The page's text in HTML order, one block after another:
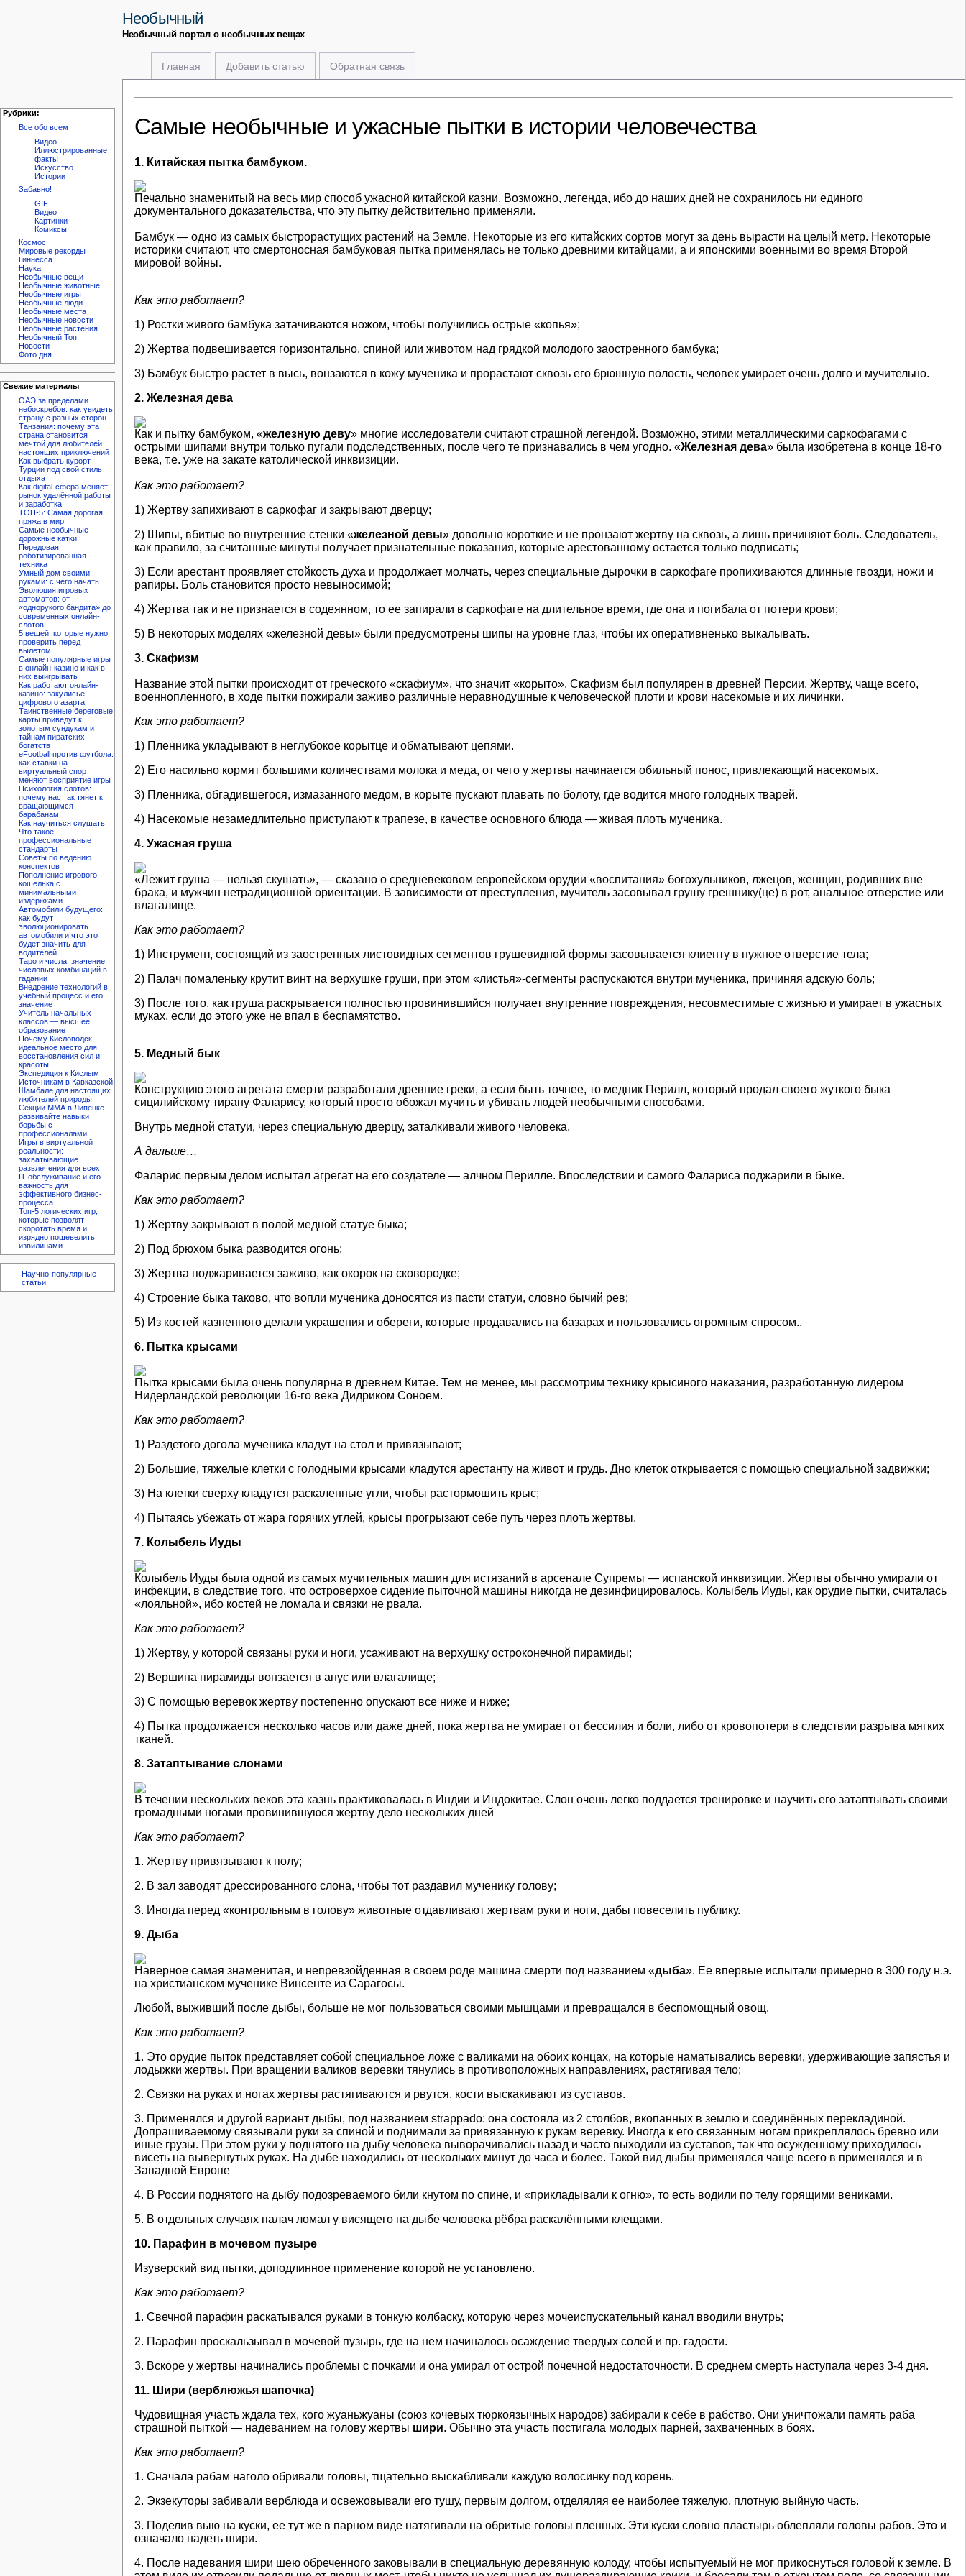
Необычный
Необычный портал о необычных вещах
Рубрики:
Все обо всем
Видео
Иллюстрированные
факты
Искусство
Истории
Забавно!
GIF
Видео
Картинки
Комиксы
Космос
Мировые рекорды
Гиннесса
Наука
Необычные вещи
Необычные животные
Необычные игры
Необычные люди
Необычные места
Необычные новости
Необычные растения
Необычный Топ
Новости
Фото дня
Свежие материалы
ОАЭ за пределами
небоскребов: как увидеть
страну с разных сторон
Танзания: почему эта
страна становится
мечтой для любителей
настоящих приключений
Как выбрать курорт
Турции под свой стиль
отдыха
Как digital-сфера меняет
рынок удалённой работы
и заработка
ТОП-5: Самая дорогая
пряжа в мир
Самые необычные
дорожные катки
Передовая
роботизированная
техника
Умный дом своими
руками: с чего начать
Эволюция игровых
автоматов: от
«однорукого бандита» до
современных онлайн-
слотов
5 вещей, которые нужно
проверить перед
вылетом
Самые популярные игры
в онлайн-казино и как в
них выигрывать
Как работают онлайн-
казино: закулисье
цифрового азарта
Таинственные береговые
карты приведут к
золотым сундукам и
тайнам пиратских
богатств
eFootball против футбола:
как ставки на
виртуальный спорт
меняют восприятие игры
Психология слотов:
почему нас так тянет к
вращающимся
барабанам
Как научиться слушать
Что такое
профессиональные
стандарты
Советы по ведению
конспектов
Пополнение игрового
кошелька с
минимальными
издержками
Автомобили будущего:
как будут
эволюционировать
автомобили и что это
будет значить для
водителей
Таро и числа: значение
числовых комбинаций в
гадании
Внедрение технологий в
учебный процесс и его
значение
Учитель начальных
классов — высшее
образование
Почему Кисловодск —
идеальное место для
восстановления сил и
красоты
Экспедиция к Кислым
Источникам в Кавказской
Шамбале для настоящих
любителей природы
Секции ММА в Липецке —
развивайте навыки
борьбы с
профессионалами
Игры в виртуальной
реальности:
захватывающие
развлечения для всех
IT обслуживание и его
важность для
эффективного бизнес-
процесса
Топ-5 логических игр,
которые позволят
скоротать время и
изрядно пошевелить
извилинами
Научно-популярные
статьи
Главная Добавить статью Обратная связь
Самые необычные и ужасные пытки в истории человечества
1. Китайская пытка бамбуком.
Печально знаменитый на весь мир способ ужасной китайской казни. Возможно, легенда, ибо до наших дней не сохранилось ни единого
документального доказательства, что эту пытку действительно применяли.
Бамбук — одно из самых быстрорастущих растений на Земле. Некоторые из его китайских сортов могут за день вырасти на целый метр. Некоторые
историки считают, что смертоносная бамбуковая пытка применялась не только древними китайцами, а и японскими военными во время Второй
мировой войны.
Как это работает?
1) Ростки живого бамбука затачиваются ножом, чтобы получились острые «копья»;
2) Жертва подвешивается горизонтально, спиной или животом над грядкой молодого заостренного бамбука;
3) Бамбук быстро растет в высь, вонзаются в кожу мученика и прорастают сквозь его брюшную полость, человек умирает очень долго и мучительно.
2. Железная дева
Как и пытку бамбуком, «железную деву» многие исследователи считают страшной легендой. Возможно, этими металлическими саркофагами с
острыми шипами внутри только пугали подследственных, после чего те признавались в чем угодно. «Железная дева» была изобретена в конце 18-го
века, т.е. уже на закате католической инквизиции.
Как это работает?
1) Жертву запихивают в саркофаг и закрывают дверцу;
2) Шипы, вбитые во внутренние стенки «железной девы» довольно короткие и не пронзают жертву на сквозь, а лишь причиняют боль. Следователь,
как правило, за считанные минуты получает признательные показания, которые арестованному остается только подписать;
3) Если арестант проявляет стойкость духа и продолжает молчать, через специальные дырочки в саркофаге пропихиваются длинные гвозди, ножи и
рапиры. Боль становится просто невыносимой;
4) Жертва так и не признается в содеянном, то ее запирали в саркофаге на длительное время, где она и погибала от потери крови;
5) В некоторых моделях «железной девы» были предусмотрены шипы на уровне глаз, чтобы их оперативненько выкалывать.
3. Скафизм
Название этой пытки происходит от греческого «скафиум», что значит «корыто». Скафизм был популярен в древней Персии. Жертву, чаще всего,
военнопленного, в ходе пытки пожирали заживо различные неравнодушные к человеческой плоти и крови насекомые и их личинки.
Как это работает?
1) Пленника укладывают в неглубокое корытце и обматывают цепями.
2) Его насильно кормят большими количествами молока и меда, от чего у жертвы начинается обильный понос, привлекающий насекомых.
3) Пленника, обгадившегося, измазанного медом, в корыте пускают плавать по болоту, где водится много голодных тварей.
4) Насекомые незамедлительно приступают к трапезе, в качестве основного блюда — живая плоть мученика.
4. Ужасная груша
«Лежит груша — нельзя скушать», — сказано о средневековом европейском орудии «воспитания» богохульников, лжецов, женщин, родивших вне
брака, и мужчин нетрадиционной ориентации. В зависимости от преступления, мучитель засовывал грушу грешнику(це) в рот, анальное отверстие или
влагалище.
Как это работает?
1) Инструмент, состоящий из заостренных листовидных сегментов грушевидной формы засовывается клиенту в нужное отверстие тела;
2) Палач помаленьку крутит винт на верхушке груши, при этом «листья»-сегменты распускаются внутри мученика, причиняя адскую боль;
3) После того, как груша раскрывается полностью провинившийся получает внутренние повреждения, несовместимые с жизнью и умирает в ужасных
муках, если до этого уже не впал в беспамятство.
5. Медный бык
Конструкцию этого агрегата смерти разработали древние греки, а если быть точнее, то медник Перилл, который продал своего жуткого быка
сицилийскому тирану Фаларису, который просто обожал мучить и убивать людей необычными способами.
Внутрь медной статуи, через специальную дверцу, заталкивали живого человека.
А дальше…
Фаларис первым делом испытал агрегат на его создателе — алчном Перилле. Впоследствии и самого Фалариса поджарили в быке.
Как это работает?
1) Жертву закрывают в полой медной статуе быка;
2) Под брюхом быка разводится огонь;
3) Жертва поджаривается заживо, как окорок на сковородке;
4) Строение быка таково, что вопли мученика доносятся из пасти статуи, словно бычий рев;
5) Из костей казненного делали украшения и обереги, которые продавались на базарах и пользовались огромным спросом..
6. Пытка крысами
Пытка крысами была очень популярна в древнем Китае. Тем не менее, мы рассмотрим технику крысиного наказания, разработанную лидером
Нидерландской революции 16-го века Дидриком Соноем.
Как это работает?
1) Раздетого догола мученика кладут на стол и привязывают;
2) Большие, тяжелые клетки с голодными крысами кладутся арестанту на живот и грудь. Дно клеток открывается с помощью специальной задвижки;
3) На клетки сверху кладутся раскаленные угли, чтобы растормошить крыс;
4) Пытаясь убежать от жара горячих углей, крысы прогрызают себе путь через плоть жертвы.
7. Колыбель Иуды
Колыбель Иуды была одной из самых мучительных машин для истязаний в арсенале Супремы — испанской инквизиции. Жертвы обычно умирали от
инфекции, в следствие того, что островерхое сидение пыточной машины никогда не дезинфицировалось. Колыбель Иуды, как орудие пытки, считалась
«лояльной», ибо костей не ломала и связки не рвала.
Как это работает?
1) Жертву, у которой связаны руки и ноги, усаживают на верхушку остроконечной пирамиды;
2) Вершина пирамиды вонзается в анус или влагалище;
3) С помощью веревок жертву постепенно опускают все ниже и ниже;
4) Пытка продолжается несколько часов или даже дней, пока жертва не умирает от бессилия и боли, либо от кровопотери в следствии разрыва мягких
тканей.
8. Затаптывание слонами
В течении нескольких веков эта казнь практиковалась в Индии и Индокитае. Слон очень легко поддается тренировке и научить его затаптывать своими
громадными ногами провинившуюся жертву дело нескольких дней
Как это работает?
1. Жертву привязывают к полу;
2. В зал заводят дрессированного слона, чтобы тот раздавил мученику голову;
3. Иногда перед «контрольным в голову» животные отдавливают жертвам руки и ноги, дабы повеселить публику.
9. Дыба
Наверное самая знаменитая, и непревзойденная в своем роде машина смерти под названием «дыба». Ее впервые испытали примерно в 300 году н.э.
на христианском мученике Винсенте из Сарагосы.
Любой, выживший после дыбы, больше не мог пользоваться своими мышцами и превращался в беспомощный овощ.
Как это работает?
1. Это орудие пыток представляет собой специальное ложе с валиками на обоих концах, на которые наматывались веревки, удерживающие запястья и
лодыжки жертвы. При вращении валиков веревки тянулись в противоположных направлениях, растягивая тело;
2. Связки на руках и ногах жертвы растягиваются и рвутся, кости выскакивают из суставов.
3. Применялся и другой вариант дыбы, под названием strappado: она состояла из 2 столбов, вкопанных в землю и соединённых перекладиной.
Допрашиваемому связывали руки за спиной и поднимали за привязанную к рукам веревку. Иногда к его связанным ногам прикреплялось бревно или
иные грузы. При этом руки у поднятого на дыбу человека выворачивались назад и часто выходили из суставов, так что осужденному приходилось
висеть на вывернутых руках. На дыбе находились от нескольких минут до часа и более. Такой вид дыбы применялся чаще всего в применялся и в
Западной Европе
4. В России поднятого на дыбу подозреваемого били кнутом по спине, и «прикладывали к огню», то есть водили по телу горящими вениками.
5. В отдельных случаях палач ломал у висящего на дыбе человека рёбра раскалёнными клещами.
10. Парафин в мочевом пузыре
Изуверский вид пытки, доподлинное применение которой не установлено.
Как это работает?
1. Свечной парафин раскатывался руками в тонкую колбаску, которую через мочеиспускательный канал вводили внутрь;
2. Парафин проскальзывал в мочевой пузырь, где на нем начиналось осаждение твердых солей и пр. гадости.
3. Вскоре у жертвы начинались проблемы с почками и она умирал от острой почечной недостаточности. В среднем смерть наступала через 3-4 дня.
11. Шири (верблюжья шапочка)
Чудовищная участь ждала тех, кого жуаньжуаны (союз кочевых тюркоязычных народов) забирали к себе в рабство. Они уничтожали память раба
страшной пыткой — надеванием на голову жертвы шири. Обычно эта участь постигала молодых парней, захваченных в боях.
Как это работает?
1. Сначала рабам наголо обривали головы, тщательно выскабливали каждую волосинку под корень.
2. Экзекуторы забивали верблюда и освежовывали его тушу, первым долгом, отделяляя ее наиболее тяжелую, плотную выйную часть.
3. Поделив выю на куски, ее тут же в парном виде натягивали на обритые головы пленных. Эти куски словно пластырь облепляли головы рабов. Это и
означало надеть шири.
4. После надевания шири шею обреченного заковывали в специальную деревянную колоду, чтобы испытуемый не мог прикоснуться головой к земле. В